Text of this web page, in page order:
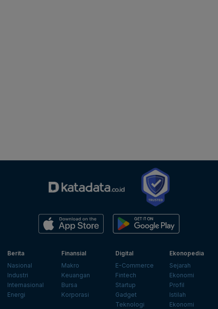
Berita
Nasional
Industri
Internasional
Energi
Finansial
Makro
Keuangan
Bursa
Korporasi
Digital
E-Commerce
Fintech
Startup
Gadget
Teknologi
Ekonopedia
Sejarah
Ekonomi
Profil
Istilah
Ekonomi